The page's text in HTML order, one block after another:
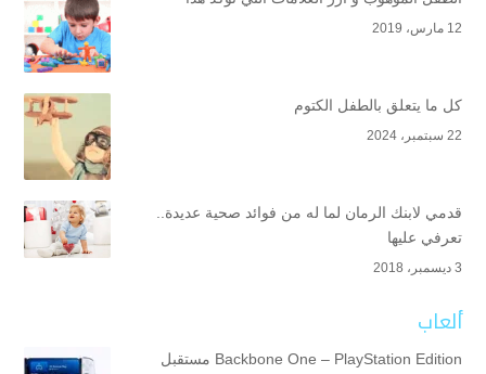
12 مارس، 2019
كل ما يتعلق بالطفل الكتوم
22 سبتمبر، 2024
قدمي لابنك الرمان لما له من فوائد صحية عديدة..
تعرفي عليها
3 ديسمبر، 2018
ألعاب
Backbone One – PlayStation Edition مستقبل